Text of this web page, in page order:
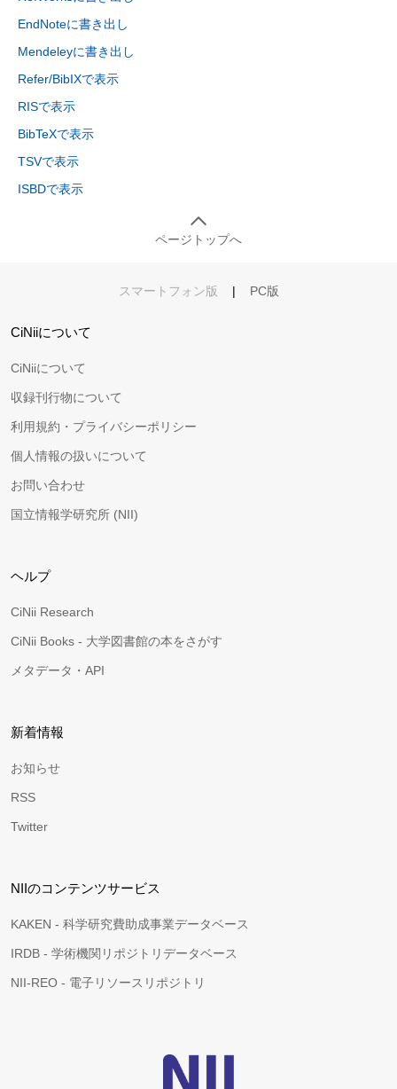
EndNoteに書き出し
Mendeleyに書き出し
Refer/BibIXで表示
RISで表示
BibTeXで表示
TSVで表示
ISBDで表示
ページトップへ
スマートフォン版 | PC版
CiNiiについて
CiNiiについて
収録刊行物について
利用規約・プライバシーポリシー
個人情報の扱いについて
お問い合わせ
国立情報学研究所 (NII)
ヘルプ
CiNii Research
CiNii Books - 大学図書館の本をさがす
メタデータ・API
新着情報
お知らせ
RSS
Twitter
NIIのコンテンツサービス
KAKEN - 科学研究費助成事業データベース
IRDB - 学術機関リポジトリデータベース
NII-REO - 電子リソースリポジトリ